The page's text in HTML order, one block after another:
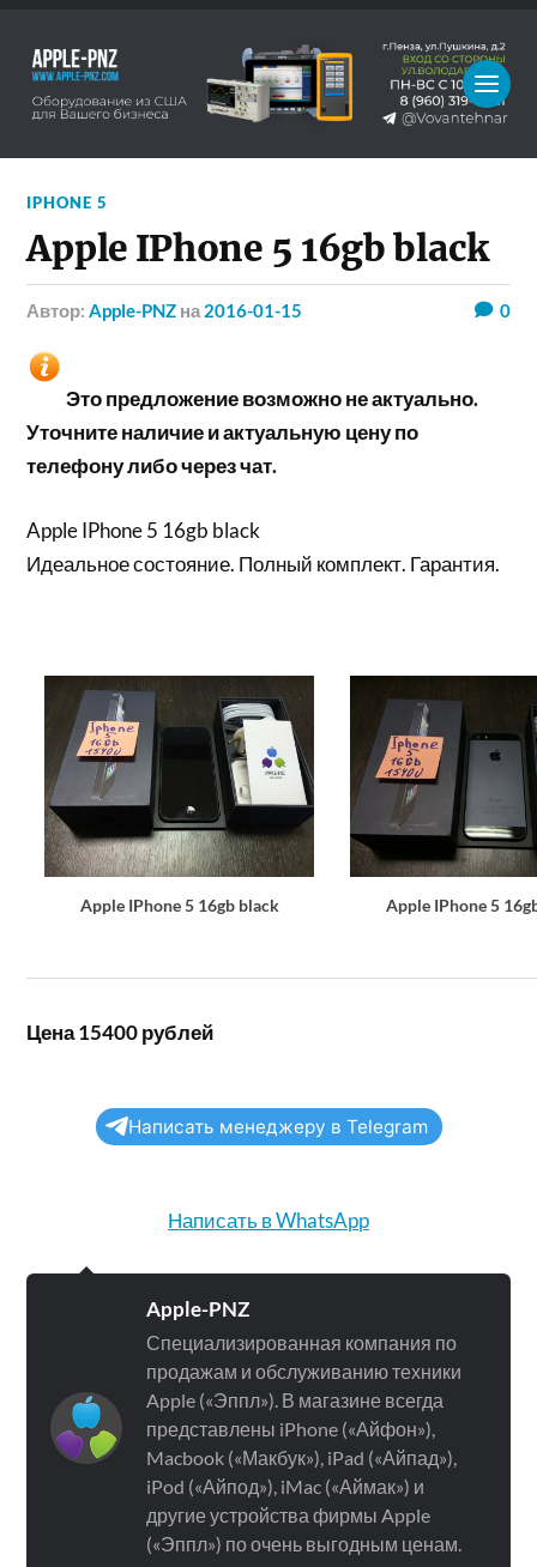
IPHONE 5
Apple IPhone 5 16gb black
Автор:Apple-PNZ на 2016-01-15 0
Это предложение возможно не актуально.
Уточните наличие и актуальную цену по
телефону либо через чат.
Apple IPhone 5 16gb black
Идеальное состояние. Полный комплект. Гарантия.
Apple IPhone 5 16gb black Apple IPhone 5
Цена 15400 рублей
Написать менеджеру в Telegram
Написать в WhatsApp
Apple-PNZ
Специализированная компания по
продажам и обслуживанию техники
Apple («Эппл»). В магазине всегда
представлены iPhone («Айфон»),
Macbook («Макбук»), iPad («Айпад»),
iPod («Айпод»), iMac («Аймак») и
другие устройства фирмы Apple
(«Эппл») по очень выгодным ценам.